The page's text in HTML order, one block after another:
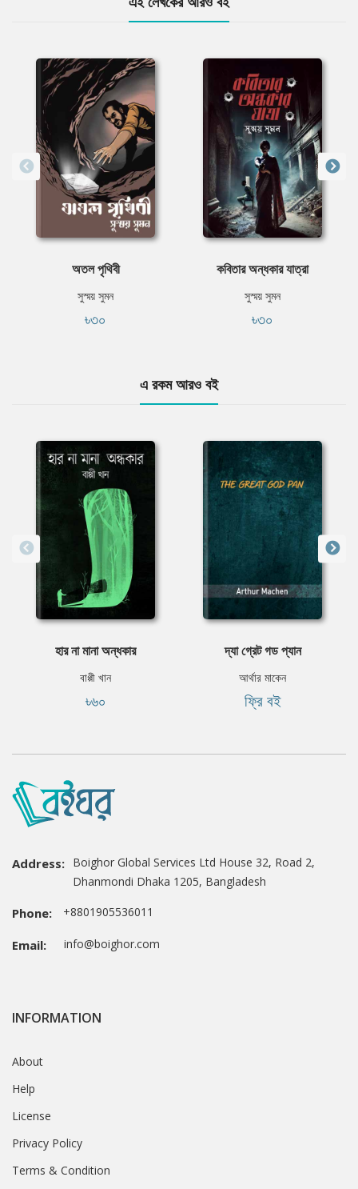
অতল পৃথিবী
সুস্ময় সুমন
৳৩০
কবিতার অন্ধকার যাত্রা
সুস্ময় সুমন
৳৩০
এ রকম আরও বই
হার না মানা অন্ধকার
বাপ্পী খান
৳৬০
দ্যা গ্রেট গড প্যান
আর্থার মাকেন
ফ্রি বই
Address: Boighor Global Services Ltd House 32, Road 2,
Dhanmondi Dhaka 1205, Bangladesh
Phone: +8801905536011
Email: info@boighor.com
INFORMATION
About
Help
License
Privacy Policy
Terms & Condition